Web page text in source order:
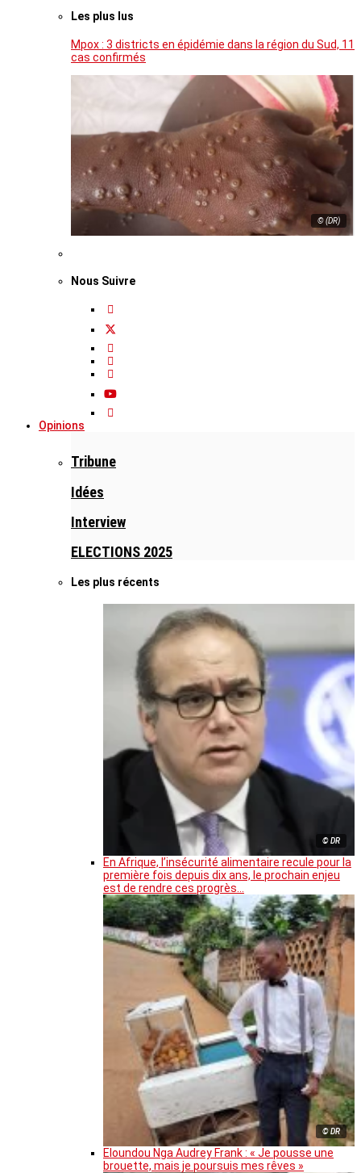
Les plus lus
Mpox : 3 districts en épidémie dans la région du Sud, 11
cas confirmés
© (DR)
Nous Suivre
Opinions
Tribune
Idées
Interview
ELECTIONS 2025
Les plus récents
© DR
En Afrique, l’insécurité alimentaire recule pour la
première fois depuis dix ans, le prochain enjeu
est de rendre ces progrès…
© DR
Eloundou Nga Audrey Frank : « Je pousse une
brouette, mais je poursuis mes rêves »